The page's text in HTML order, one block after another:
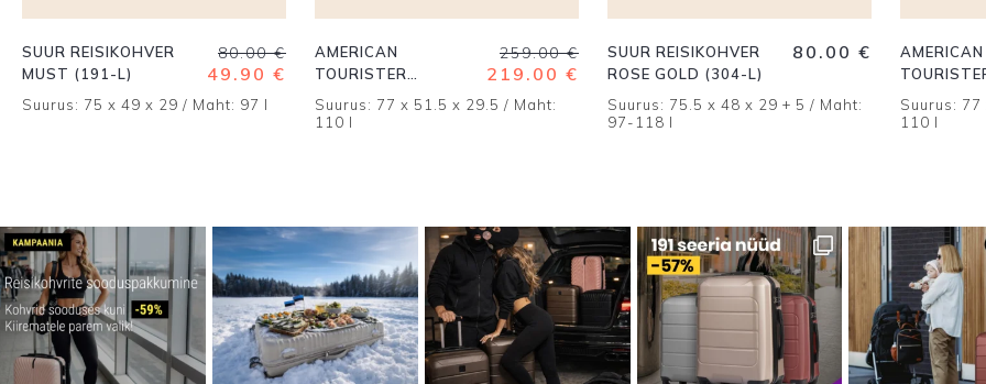
SUUR REISIKOHVER
MUST (191-L)
80.00€
Algne
hind
oli:
80.00 €.
49.90 €
Praegune
hind
on:
49.90 €.
Suurus: 75 x 49 x 29 / Maht: 97 l
AMERICAN
TOURISTER
SOUNDBOX SUUR
KOHVER TSÜAAN
259.00€
Algne
hind
oli:
259.00 €.
219.00 €
Praegune
hind
on:
219.00 €.
Suurus: 77 x 51.5 x 29.5 / Maht:
110 l
SUUR REISIKOHVER
ROSE GOLD (304-L)
80.00 €
Suurus: 75.5 x 48 x 29 + 5 / Maht:
97-118 l
AMERICAN
KOHVER
Suurus:
110 l